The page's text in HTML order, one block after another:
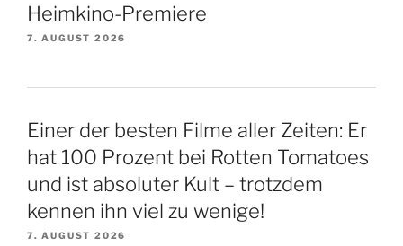
Heimkino-Premiere
7. AUGUST 2026
Einer der besten Filme aller Zeiten: Er
hat 100 Prozent bei Rotten Tomatoes
und ist absoluter Kult – trotzdem
kennen ihn viel zu wenige!
7. AUGUST 2026